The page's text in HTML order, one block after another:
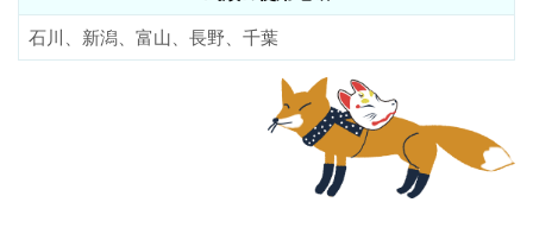
石川、新潟、富山、長野、千葉